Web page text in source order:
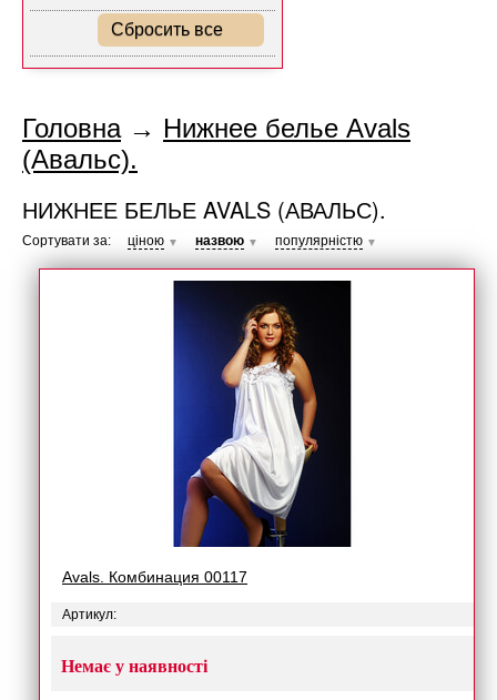
Сбросить все
Головна→ Нижнее белье Avals
(Авальс).
НИЖНЕЕ БЕЛЬЕ AVALS (АВАЛЬС).
Сортувати за: ціною ▼ назвою ▼ популярністю ▼
Avals. Комбинация 00117
Артикул:
Немає у наявності